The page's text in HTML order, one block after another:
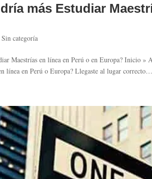
más Estudiar
Sin categoría
Maestrías en línea en Perú o en Europa? Inicio »
línea en Perú o Europa? Llegaste al lugar